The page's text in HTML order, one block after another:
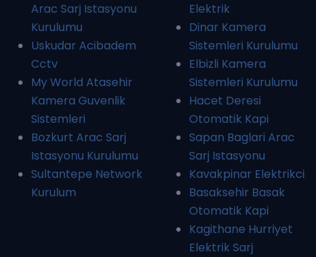
Arac Sarj Istasyonu
Kurulumu
Uskudar Acibadem
Cctv
My World Atasehir
Kamera Guvenlik
Sistemleri
Bozkurt Arac Sarj
Istasyonu Kurulumu
Sultantepe Network
Kurulum
Elektrik
Dinar Kamera
Sistemleri Kurulumu
Elbizli Kamera
Sistemleri Kurulumu
Hacet Deresi
Otomatik Kapi
Sapan Baglari Arac
Sarj Istasyonu
Kavakpinar Elektrikci
Basaksehir Basak
Otomatik Kapi
Kagithane Hurriyet
Elektrik Sarj